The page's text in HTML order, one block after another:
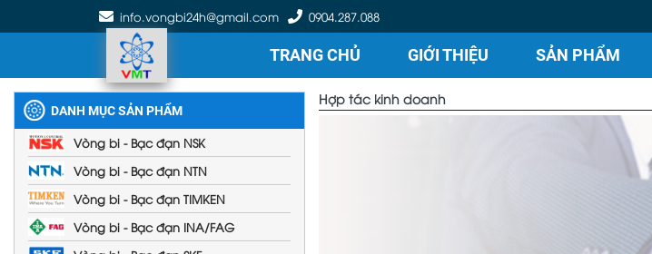
info.vongbi24h@gmail.com 0904.287.088
TRANG CHỦ GIỚI THIỆU SẢN PHẨM
DANH MỤC SẢN PHẨM
Vòng bi - Bạc đạn NSK
Vòng bi - Bạc đạn NTN
Vòng bi - Bạc đạn TIMKEN
Vòng bi - Bạc đạn INA/FAG
Hợp tác kinh doanh